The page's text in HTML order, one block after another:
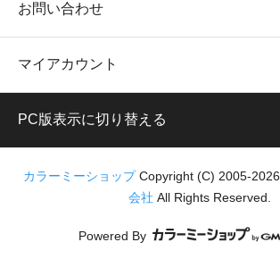
お問い合わせ
マイアカウント
PC版表示に切り替える
カラーミーショップ Copyright (C) 2005-2026
会社 All Rights Reserved.
Powered By